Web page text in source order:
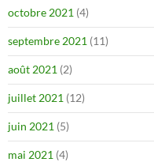
octobre 2021 (4)
septembre 2021 (11)
août 2021 (2)
juillet 2021 (12)
juin 2021 (5)
mai 2021 (4)